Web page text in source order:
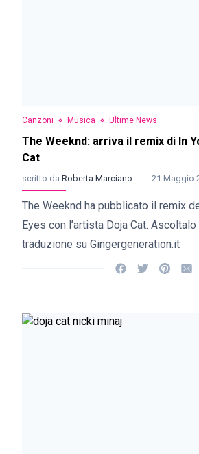
Canzoni Musica Ultime News
The Weeknd: arriva il remix di In
Cat
scritto da Roberta Marciano 21 Maggio
The Weeknd ha pubblicato il remix
Eyes con l’artista Doja Cat.
traduzione su Gingergeneration.it